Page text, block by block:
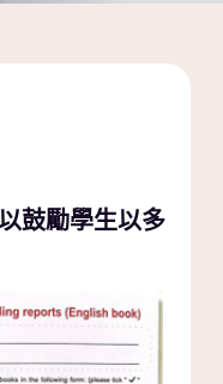
鼓勵學生以多